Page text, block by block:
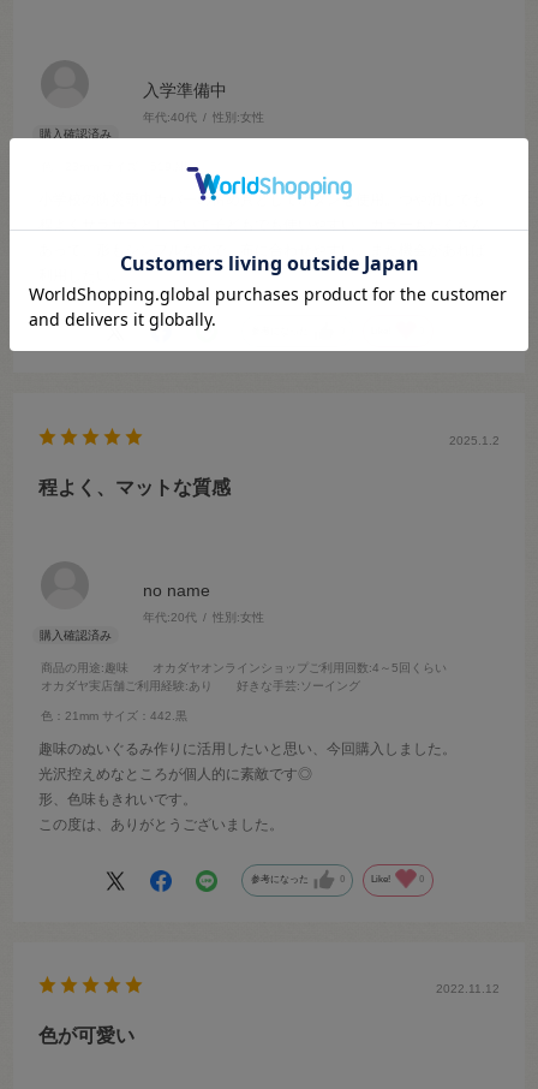
入学準備中
年代:40代 性別:女性
サイズ：519.紺
小学校の防災頭巾カバーの留め具としてボタンを使用。つや消しでも
利用したい。
no name
年代:20代 性別:女性
商品の用途:趣味 オカダヤオンラインショップご利用回数:4～5回くらい
オカダヤ実店舗ご利用経験:あり 好きな手芸:ソーイング
色：21mm サイズ：442.黒
2025.1.2
程よく、マットな質感
趣味のぬいぐるみ作りに活用したいと思い、今回購入しました。
光沢控えめなところが個人的に素敵です◎
形、色味もきれいです。
この度は、ありがとうございました。
参考になった 0 Like! 0
2022.11.12
色が可愛い